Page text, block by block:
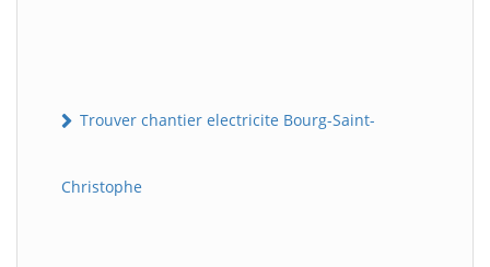
Trouver chantier electricite Bourg-Saint-
Christophe